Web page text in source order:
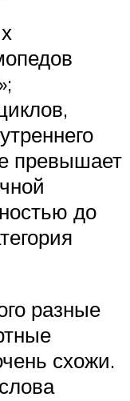
превышает
до
разные
схожи.